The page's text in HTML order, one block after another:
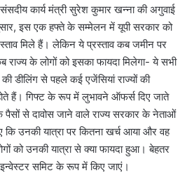
कार्य मंत्री सुरेश कुमार खन्ना की अगुवाई
इस एक हफ्ते के सम्मेलन में यूपी सरकार को
मिले हैं। लेकिन ये प्रस्ताव कब जमीन पर
के लोगों को इसका फायदा मिलेगा- ये सभी
डीलिंग से पहले कई एजेंसियां राज्यों की
हैं। गिफ्ट के रूप में लुभावने ऑफर्स दिए जाते
से दावोस जाने वाले राज्य सरकार के नेताओं
कि उनकी यात्रा पर कितना खर्च आया और वह
को उनकी यात्रा से क्या फायदा हुआ। बेहतर
समिट के रूप में किए जाएं।